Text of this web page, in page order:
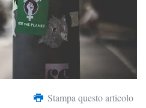
Stampa questo articolo